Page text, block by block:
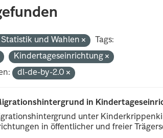
und Wahlen
Tags:
Kindertageseinrichtung
dl-de-by-2.0
in
unter
in öffentlicher und freier